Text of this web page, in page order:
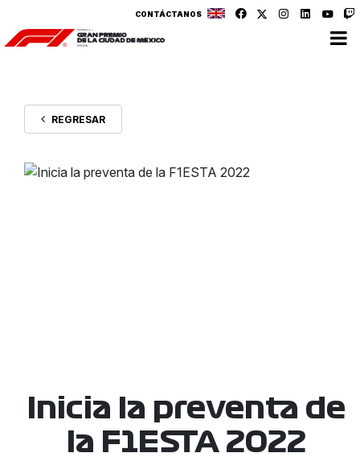
CONTÁCTANOS
REGRESAR
Inicia la preventa de
la F1ESTA 2022